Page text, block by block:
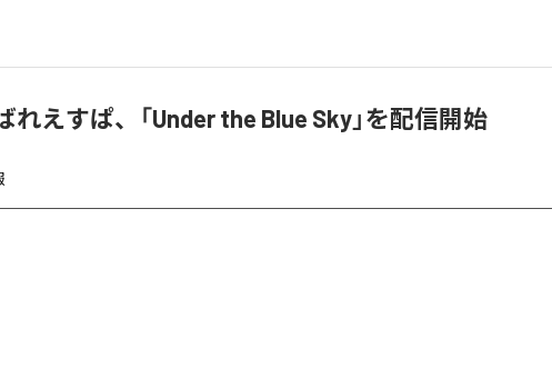
れえすぱ、「Under the Blue Sky」を配信開始